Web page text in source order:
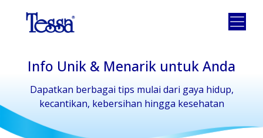
Info Unik & Menarik untuk Anda
Dapatkan berbagai tips mulai dari gaya hidup,
kecantikan, kebersihan hingga kesehatan